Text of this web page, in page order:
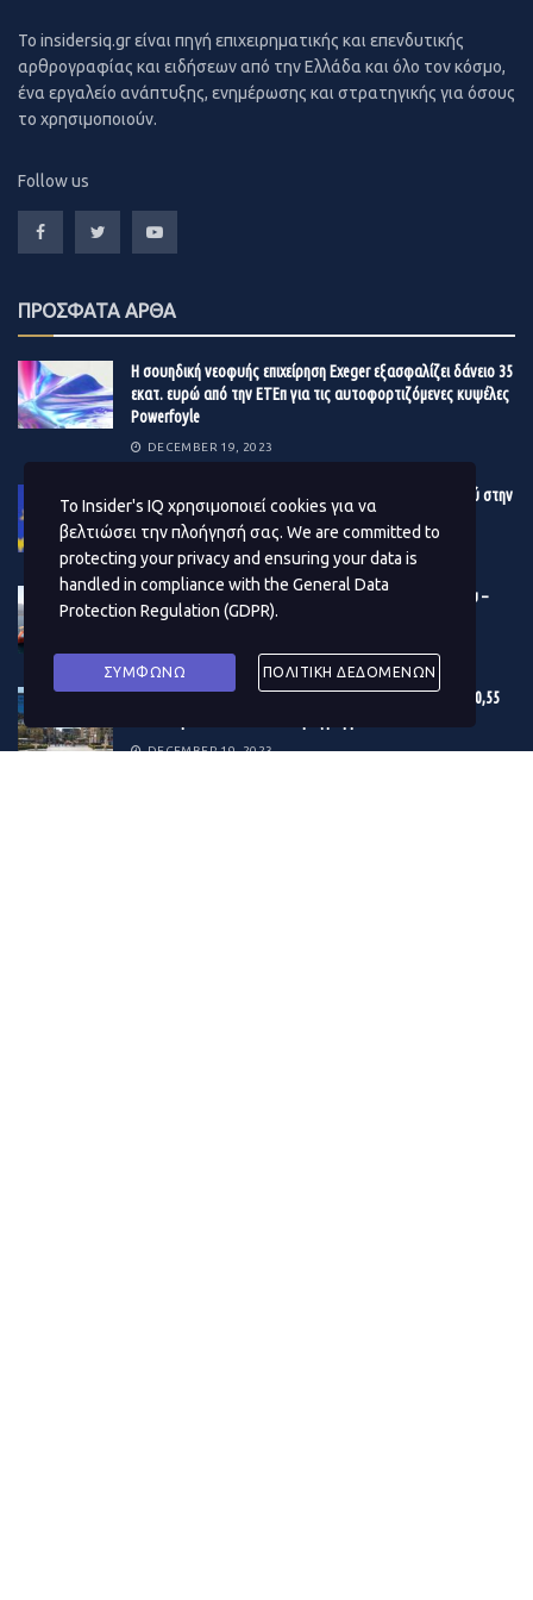
To insidersiq.gr είναι πηγή επιχειρηματικής και επενδυτικής
αρθρογραφίας και ειδήσεων από την Ελλάδα και όλο τον κόσμο,
ένα εργαλείο ανάπτυξης, ενημέρωσης και στρατηγικής για όσους
το χρησιμοποιούν.
Follow us
ΠΡΟΣΦΑΤΑ ΑΡΘΑ
Η σουηδική νεοφυής επιχείρηση Exeger εξασφαλίζει δάνειο 35
εκατ. ευρώ από την ΕΤΕπ για τις αυτοφορτιζόμενες κυψέλες
Powerfoyle
DECEMBER 19, 2023
Eurostat: Μεγαλύτερη τελικά η πτώση του πληθωρισμού στην
Ελλάδα – Στο 2,4% στην Ευρωζώνη τον Νοέμβριο
DECEMBER 19, 2023
Βonus 10 εκατ. ευρώ στους μετόχους της Γέφυρας Ρίου –
Αντιρρίου
Εγκρίθηκε ο προϋπολογισμός του Δ. Αθηναίων – Στα 180,55
DECEMBER 19, 2023
Το Insider's IQ χρησιμοποιεί cookies για να
βελτιώσει την πλοήγησή σας. We are committed to
protecting your privacy and ensuring your data is
handled in compliance with the General Data
Protection Regulation (GDPR).
ΣΥΜΦΩΝΩ ΠΟΛΙΤΙΚΗ ΔΕΔΟΜΕΝΩΝ